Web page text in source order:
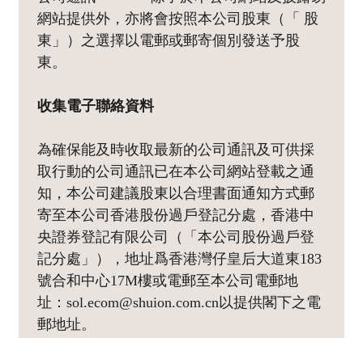
網站提供外，亦將會按照本公司股東（「 股
東」）之選擇以電郵或郵寄個別發送予股
東。
收集電子聯絡資料
為確保能及時收取最新的公司通訊及可供採
取行動的公司通訊已在本公司網站登載之通
知，本公司建議股東以合理書面通知方式郵
寄至本公司香港股份過戶登記分處，香港中
央證券登記有限公司（「本公司股份過戶登
記分處」），地址爲香港灣仔皇后大道東183
號合和中心17M樓或電郵至本公司電郵地
址：sol.ecom@shuion.com.cn以提供閣下之電
郵地址。